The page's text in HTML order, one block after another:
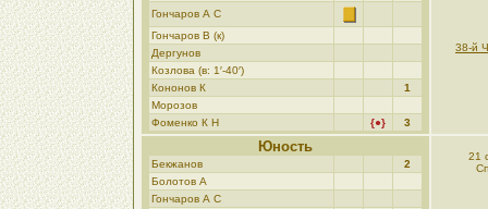
Гончаров А С
Гончаров В (к)
Дергунов
Козлова (в: 1′-40′)
Кононов К
1
Морозoв
Фоменко К Н
{●} 3
38-й
Юность
Бекжанов
2
Болотов A
Гончаров А С
21